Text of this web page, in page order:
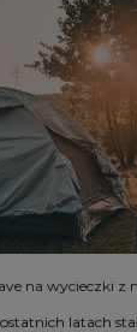
na wycieczki z
latach